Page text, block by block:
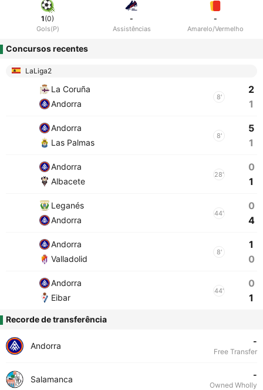
1(0)
Gols(P)
-
Assistências
-
Amarelo/Vermelho
Concursos recentes
LaLiga2
La Coruña
Andorra
8'
2
1
Andorra
Las Palmas
8'
5
1
Andorra
Albacete
28'
0
1
Leganés
Andorra
44'
0
4
Andorra
Valladolid
8'
1
0
Andorra
Eibar
44'
0
1
Recorde de transferência
Andorra -
Free Transfer
Salamanca -
Owned Wholly